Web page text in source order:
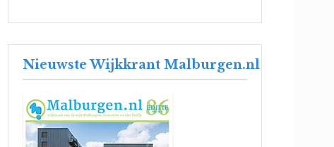
Nieuwste Wijkkrant Malburgen.nl